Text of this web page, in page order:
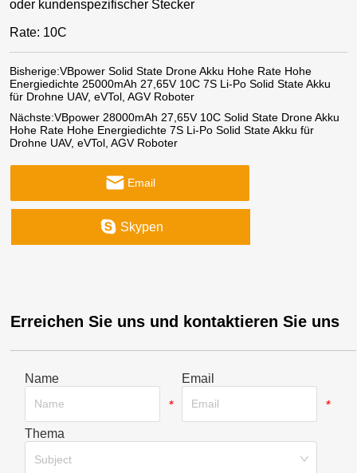
oder kundenspezifischer Stecker
Rate: 10C
Bisherige:VBpower Solid State Drone Akku Hohe Rate Hohe
Energiedichte 25000mAh 27,65V 10C 7S Li-Po Solid State Akku
für Drohne UAV, eVTol, AGV Roboter
Nächste:VBpower 28000mAh 27,65V 10C Solid State Drone Akku
Hohe Rate Hohe Energiedichte 7S Li-Po Solid State Akku für
Drohne UAV, eVTol, AGV Roboter
Email
Skypen
Erreichen Sie uns und kontaktieren Sie uns
Name
*
Email
*
Thema
Subject